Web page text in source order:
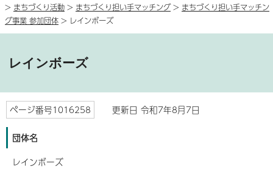
> まちづくり活動 > まちづくり担い手マッチング> まちづくり担い手マッチン
グ事業 参加団体 > レインボーズ
レインボーズ
ページ番号1016258 更新日 令和7年8月7日
団体名
レインボーズ